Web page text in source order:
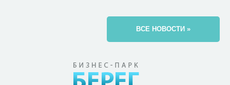
ВСЕ НОВОСТИ »